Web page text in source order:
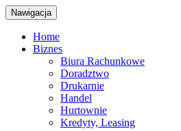
Nawigacja
Home
Biznes
Biura Rachunkowe
Doradztwo
Drukarnie
Handel
Hurtownie
Kredyty, Leasing